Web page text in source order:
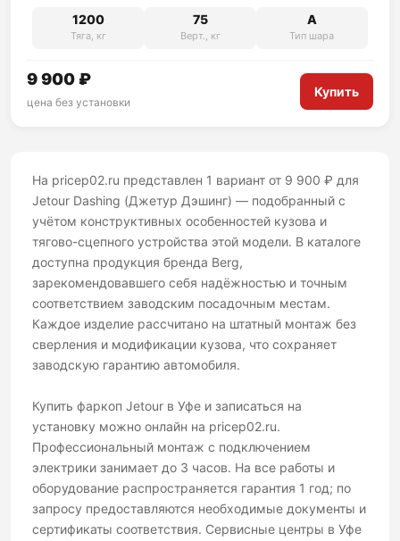
1200
Тяга, кг
75
Верт., кг
A
Тип шара
9 900 ₽
цена без установки
Купить
На pricep02.ru представлен 1 вариант от 9 900 ₽ для
Jetour Dashing (Джетур Дэшинг) — подобранный с
учётом конструктивных особенностей кузова и
тягово-сцепного устройства этой модели. В каталоге
доступна продукция бренда Berg,
зарекомендовавшего себя надёжностью и точным
соответствием заводским посадочным местам.
Каждое изделие рассчитано на штатный монтаж без
сверления и модификации кузова, что сохраняет
заводскую гарантию автомобиля.
Купить фаркоп Jetour в Уфе и записаться на
установку можно онлайн на pricep02.ru.
Профессиональный монтаж с подключением
электрики занимает до 3 часов. На все работы и
оборудование распространяется гарантия 1 год; по
запросу предоставляются необходимые документы и
сертификаты соответствия. Сервисные центры в Уфе